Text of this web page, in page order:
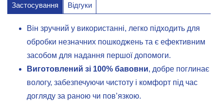
Застосування Відгуки
Він зручний у використанні, легко підходить для
обробки незначних пошкоджень та є ефективним
засобом для надання першої допомоги.
Виготовлений зі 100% бавовни, добре поглинає
вологу, забезпечуючи чистоту і комфорт під час
догляду за раною чи пов’язкою.